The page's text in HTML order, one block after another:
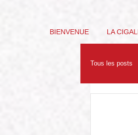
BIENVENUE LA
Tous les posts